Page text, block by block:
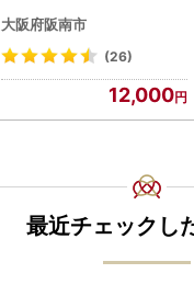
大阪府阪南市
(26)
12,000
最近チェックし